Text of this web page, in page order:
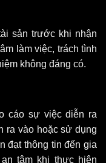
sản trước khi nhận
làm việc, trách tình
không đáng có.
cáo sự việc diễn ra
ra vào hoặc sử dụng
đạt thông tin đến gia
tâm khi thực hiện